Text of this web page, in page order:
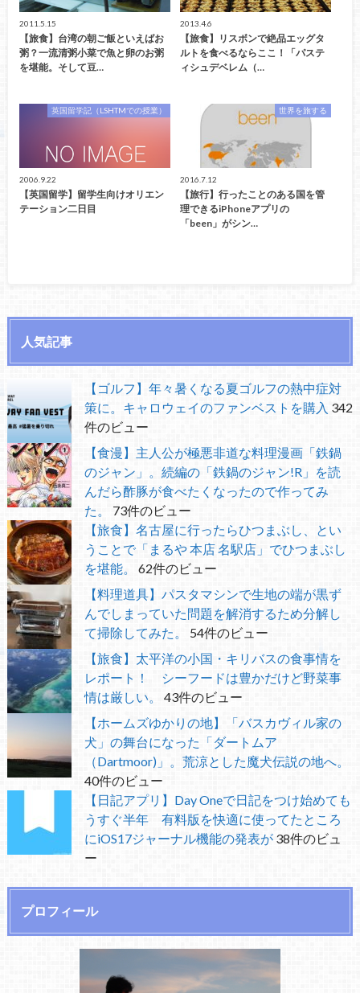
2011.5.15
【旅食】台湾の朝ご飯といえばお
粥？一流清粥小菜で魚と卵のお粥
を堪能。そして豆…
2013.4.6
【旅食】リスボンで絶品エッグタ
ルトを食べるならここ！「パステ
ィシュデベレム（…
英国留学記（LSHTMでの授業）
2006.9.22
【英国留学】留学生向けオリエン
テーション二日目
世界を旅する
2016.7.12
【旅行】行ったことのある国を管
理できるiPhoneアプリの
「been」がシン…
人気記事
【ゴルフ】年々暑くなる夏ゴルフの熱中症対
策に。キャロウェイのファンベストを購入 342
件のビュー
【食漫】主人公が極悪非道な料理漫画「鉄鍋
のジャン」。続編の「鉄鍋のジャン!R」を読
んだら酢豚が食べたくなったので作ってみ
た。
73件のビュー
【旅食】名古屋に行ったらひつまぶし、とい
うことで「まるや 本店 名駅店」でひつまぶし
を堪能。
62件のビュー
【料理道具】パスタマシンで生地の端が黒ず
んでしまっていた問題を解消するため分解し
て掃除してみた。
54件のビュー
【旅食】太平洋の小国・キリバスの食事情を
レポート！ シーフードは豊かだけど野菜事
情は厳しい。
43件のビュー
【ホームズゆかりの地】「バスカヴィル家の
犬」の舞台になった「ダートムア
（Dartmoor)」。荒涼とした魔犬伝説の地へ。
40件のビュー
【日記アプリ】Day Oneで日記をつけ始めても
うすぐ半年 有料版を快適に使ってたところ
にiOS17ジャーナル機能の発表が 38件のビュ
ー
プロフィール